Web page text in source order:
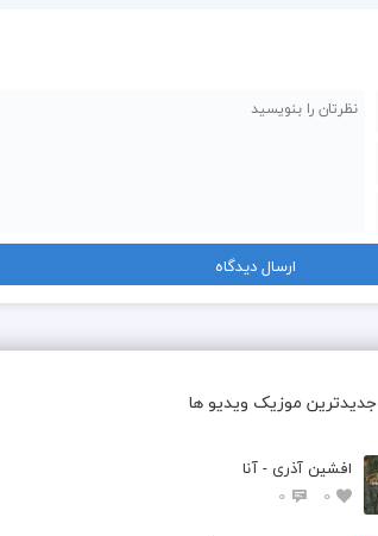
جدیدترین موزیک ویدیو ها
افشین آذری - آنا
0
0